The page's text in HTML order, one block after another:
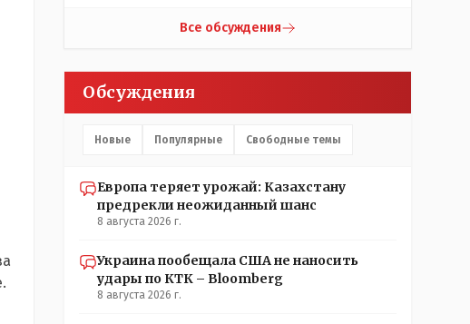
после и причём НЕОДНОКРАТНО, указывал и
Президента.
Все обсуждения
Обсуждения
Новые Популярные Свободные темы
Европа теряет урожай: Казахстану
предрекли неожиданный шанс
8 августа 2026 г.
Украина пообещала США не наносить
удары по КТК – Bloomberg
8 августа 2026 г.